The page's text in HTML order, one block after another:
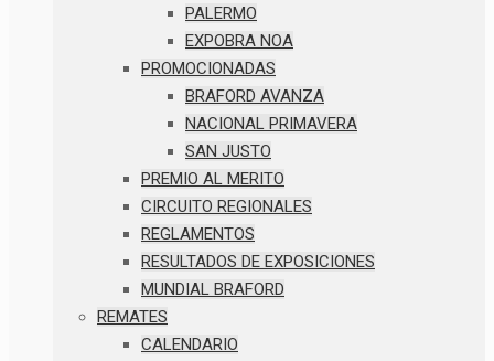
PALERMO
EXPOBRA NOA
PROMOCIONADAS
BRAFORD AVANZA
NACIONAL PRIMAVERA
SAN JUSTO
PREMIO AL MERITO
CIRCUITO REGIONALES
REGLAMENTOS
RESULTADOS DE EXPOSICIONES
MUNDIAL BRAFORD
REMATES
CALENDARIO